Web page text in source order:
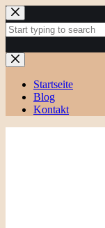
Zum
Inhalt
springen
Keine
Ergebnisse
Startseite
Blog
Kontakt